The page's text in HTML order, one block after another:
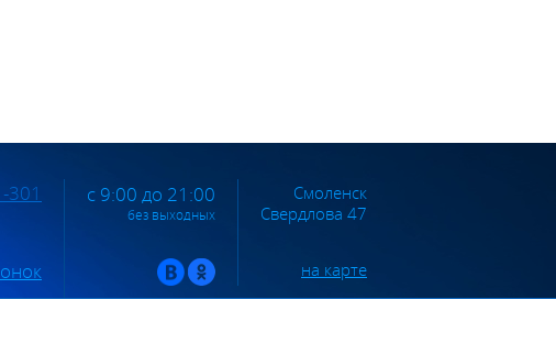
301 с 9:00 до 21:00
без выходных
Смоленск
Свердлова 47
на карте